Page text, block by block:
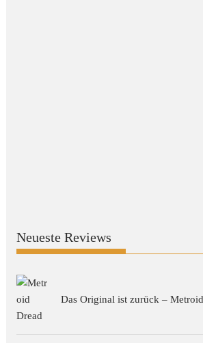
Neueste Reviews
Das Original ist zurück –